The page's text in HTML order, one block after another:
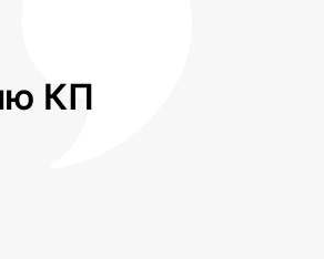
КП